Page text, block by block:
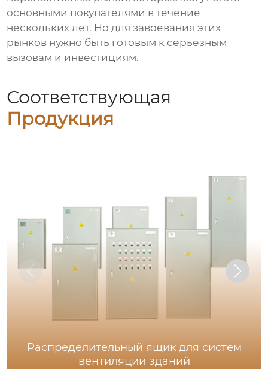
основными покупателями в течение
нескольких лет. Но для завоевания этих
рынков нужно быть готовым к серьезным
вызовам и инвестициям.
Соответствующая
Продукция
Распределительный ящик для систем
вентиляции зданий